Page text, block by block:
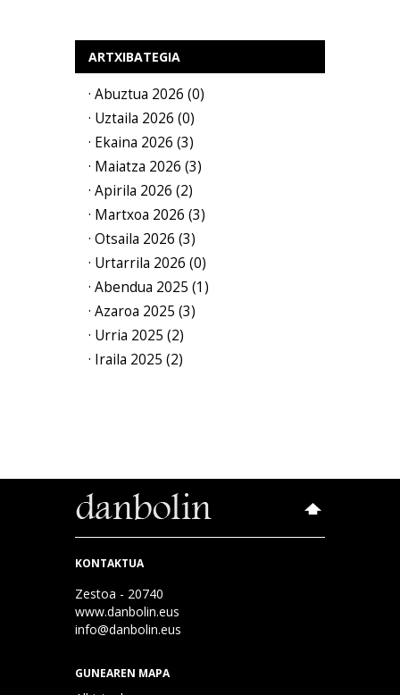
ARTXIBATEGIA
· Abuztua 2026 (0)
· Uztaila 2026 (0)
· Ekaina 2026 (3)
· Maiatza 2026 (3)
· Apirila 2026 (2)
· Martxoa 2026 (3)
· Otsaila 2026 (3)
· Urtarrila 2026 (0)
· Abendua 2025 (1)
· Azaroa 2025 (3)
· Urria 2025 (2)
· Iraila 2025 (2)
KONTAKTUA
Zestoa - 20740
www.danbolin.eus
info@danbolin.eus
GUNEAREN MAPA